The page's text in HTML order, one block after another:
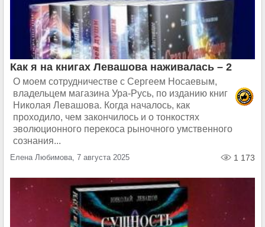
Как я на книгах Левашова наживалась – 2
О моем сотрудничестве с Сергеем Носаевым,
владельцем магазина Ура-Русь, по изданию книг
Николая Левашова. Когда началось, как
проходило, чем закончилось и о тонкостях
эволюционного перекоса рыночного умственного
сознания...
Елена Любимова, 7 августа 2025 1 173